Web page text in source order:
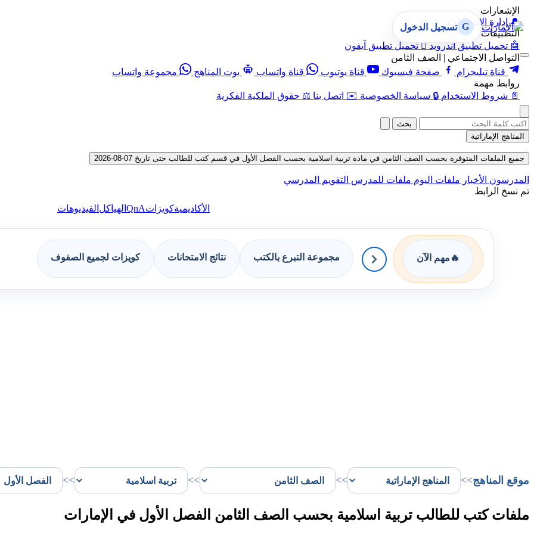
الإشعارات
🔔 إدارة الإشعارات
التطبيقات
🤖 تحميل تطبيق أندرويد  تحميل تطبيق آيفون
التواصل الاجتماعي | الصف الثامن
قناة تيليجرام
صفحة فيسبوك قناة يوتيوب قناة واتساب بوت المناهج
مجموعة واتساب
روابط مهمة
📄 شروط الاستخدام 🔒 سياسة الخصوصية ✉️ اتصل بنا ⚖️ حقوق الملكية الفكرية
G تسجيل الدخول
بحث
المناهج الإماراتية
جميع الملفات المتوفرة بحسب الصف الثامن في مادة تربية اسلامية بحسب الفصل الأول في قسم كتب للطالب حتى تاريخ 07-08-2026
المدرسون الأخبار ملفات اليوم ملفات للمدرس التقويم المدرسي
تم نسخ الرابط
الأكاديميةكويزاتQnA الهياكل الفيديوهات
🔥 مهم الآن مجموعة التبرع بالكتب نتائج الامتحانات كويزات لجميع الصفوف
موقع المناهج>>
>>
>>
>>
ملفات كتب للطالب تربية اسلامية بحسب الصف الثامن الفصل الأول في الإمارات